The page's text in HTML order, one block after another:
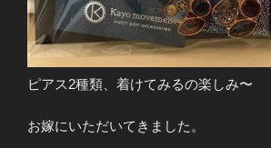
ピアス2種類、着けてみるの楽しみ〜
お嫁にいただいてきました。